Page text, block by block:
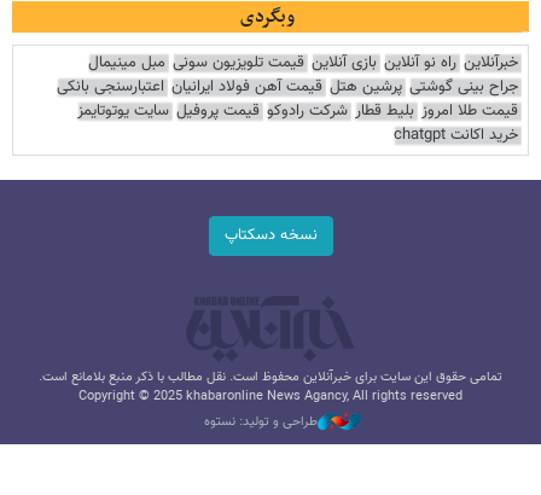
وبگردی
خبرآنلاین راه نو آنلاین بازی آنلاین قیمت تلویزیون سونی مبل مینیمال
جراح بینی گوشتی پرشین هتل قیمت آهن فولاد ایرانیان اعتبارسنجی بانکی
قیمت طلا امروز بلیط قطار شرکت رادوکو قیمت پروفیل سایت یوتوتایمز
خرید اکانت chatgpt
نسخه دسکتاپ
تمامی حقوق این سایت برای خبرآنلاین محفوظ است. نقل مطالب با ذکر منبع بلامانع است.
Copyright © 2025 khabaronline News Agancy, All rights reserved
طراحی و تولید: نستوه